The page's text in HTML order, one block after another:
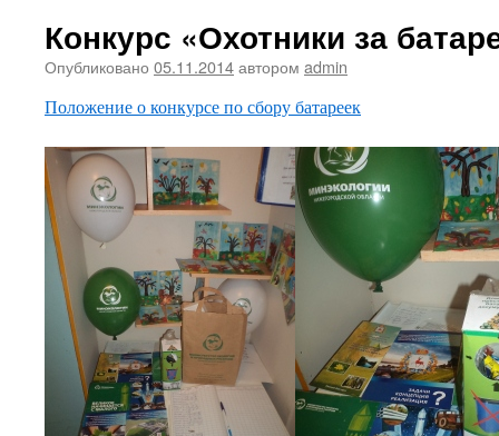
Конкурс «Охотники за
Опубликовано 05.11.2014автором admin
Положение о конкурсе по сбору батареек